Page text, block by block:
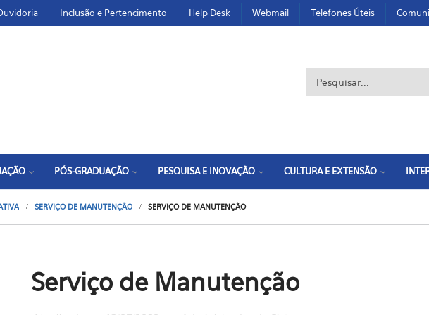
Inclusão e Pertencimento Help Desk Webmail Telefones Úteis
Formulário
PÓS-GRADUAÇÃO PESQUISA E INOVAÇÃO CULTURA E EXTENSÃO
SERVIÇO DE MANUTENÇÃO SERVIÇO DE MANUTENÇÃO
Serviço de Manutenção